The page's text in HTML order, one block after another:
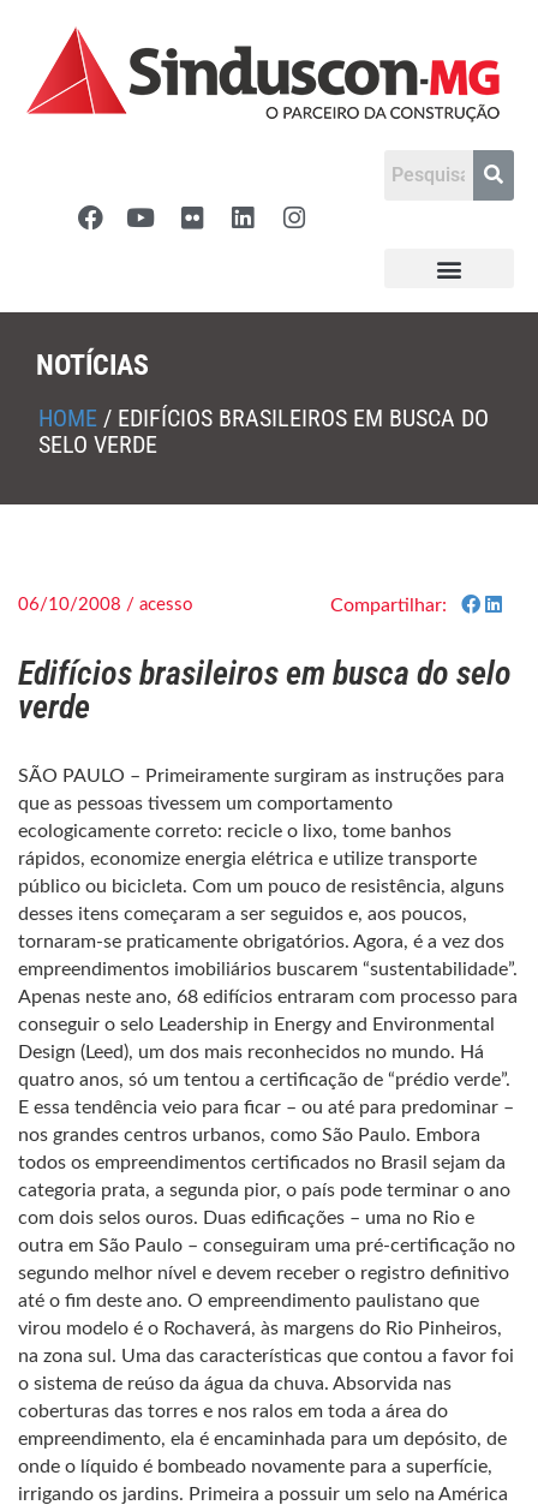
NOTÍCIAS
HOME / EDIFÍCIOS BRASILEIROS EM BUSCA DO
SELO VERDE
06/10/2008 / acesso Compartilhar:
Edifícios brasileiros em busca do selo
verde
SÃO PAULO – Primeiramente surgiram as instruções para
que as pessoas tivessem um comportamento
ecologicamente correto: recicle o lixo, tome banhos
rápidos, economize energia elétrica e utilize transporte
público ou bicicleta. Com um pouco de resistência, alguns
desses itens começaram a ser seguidos e, aos poucos,
tornaram-se praticamente obrigatórios. Agora, é a vez dos
empreendimentos imobiliários buscarem “sustentabilidade”.
Apenas neste ano, 68 edifícios entraram com processo para
conseguir o selo Leadership in Energy and Environmental
Design (Leed), um dos mais reconhecidos no mundo. Há
quatro anos, só um tentou a certificação de “prédio verde”.
E essa tendência veio para ficar – ou até para predominar –
nos grandes centros urbanos, como São Paulo. Embora
todos os empreendimentos certificados no Brasil sejam da
categoria prata, a segunda pior, o país pode terminar o ano
com dois selos ouros. Duas edificações – uma no Rio e
outra em São Paulo – conseguiram uma pré-certificação no
segundo melhor nível e devem receber o registro definitivo
até o fim deste ano. O empreendimento paulistano que
virou modelo é o Rochaverá, às margens do Rio Pinheiros,
na zona sul. Uma das características que contou a favor foi
o sistema de reúso da água da chuva. Absorvida nas
coberturas das torres e nos ralos em toda a área do
empreendimento, ela é encaminhada para um depósito, de
onde o líquido é bombeado novamente para a superfície,
irrigando os jardins. Primeira a possuir um selo na América